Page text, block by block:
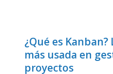
¿Qué es
más usada en
proyectos